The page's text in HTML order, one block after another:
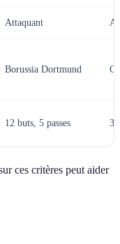
Attaquant
Borussia Dortmund
12 buts, 5 passes
ces critères peut aider